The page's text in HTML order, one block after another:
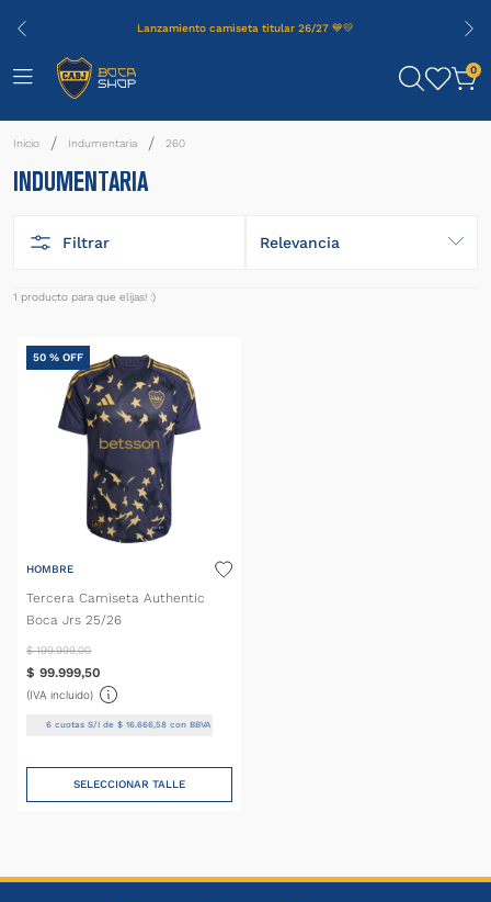
Lanzamiento camiseta titular 26/27 💙💛
0
Indumentaria 260
INDUMENTARIA
Filtrar Relevancia
1 producto
50 % OFF
HOMBRE
Tercera Camiseta Authentic
Boca Jrs 25/26
$ 199.999,00
$ 99.999,50
(IVA incluido)
6 cuotas S/I de$ 16 .666 ,58 con BBVA
SELECCIONAR TALLE